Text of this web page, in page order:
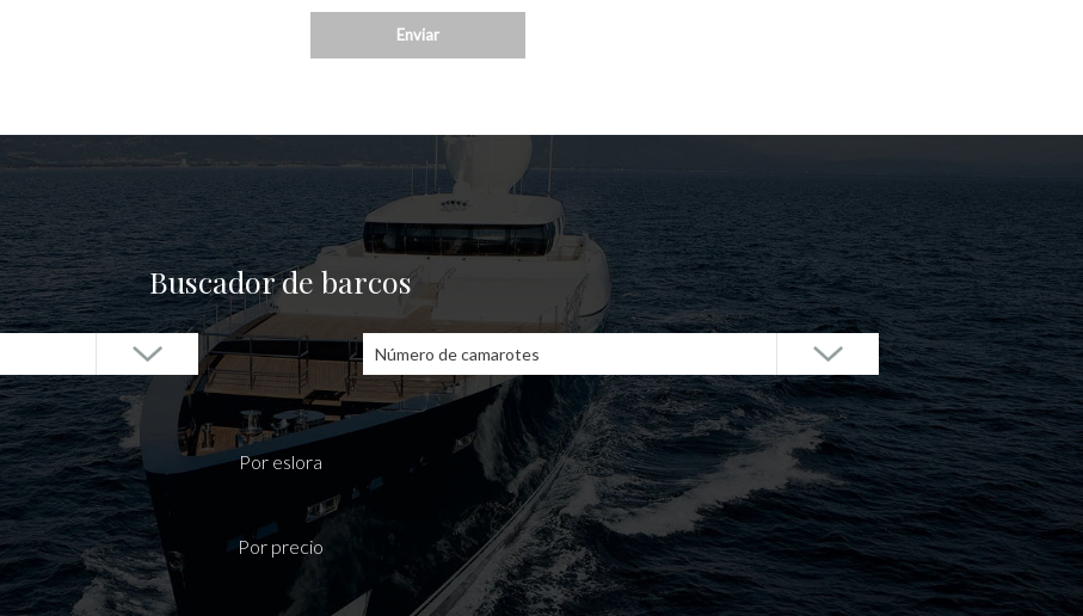
Buscador de barcos
Número de camarotes
Por eslora
Por precio